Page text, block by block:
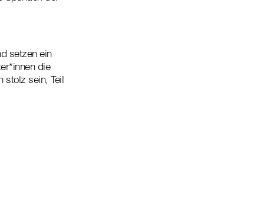
setzen ein
die
stolz sein, Teil